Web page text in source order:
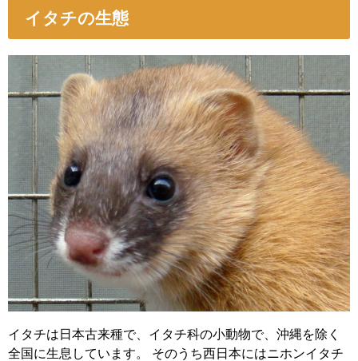
イタチの生態
イタチは日本古来種で、イタチ科の小動物で、沖縄を除く
全国に生息しています。 そのうち西日本にはニホンイタチ